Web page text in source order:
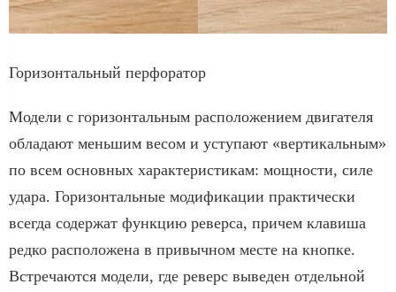
Горизонтальный перфоратор
Модели с горизонтальным расположением двигателя
обладают меньшим весом и уступают «вертикальным»
по всем основных характеристикам: мощности, силе
удара. Горизонтальные модификации практически
всегда содержат функцию реверса, причем клавиша
редко расположена в привычном месте на кнопке.
Встречаются модели, где реверс выведен отдельной